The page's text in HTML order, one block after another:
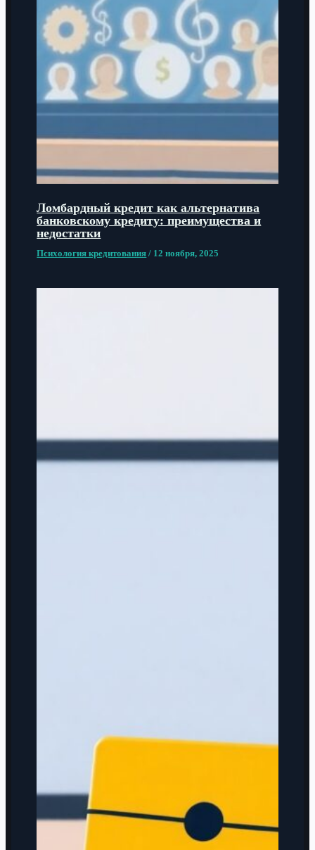
Ломбардный кредит как альтернатива
банковскому кредиту: преимущества и
недостатки
Психология кредитования / 12 ноября, 2025